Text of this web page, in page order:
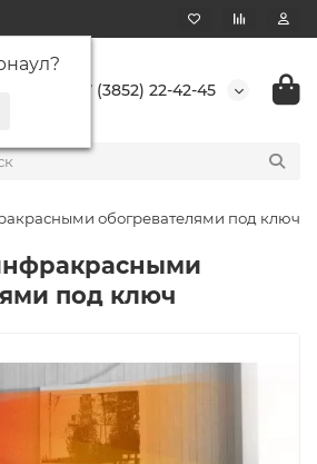
?
+7 (3852) 22-42-45
обогревателями под ключ
под ключ